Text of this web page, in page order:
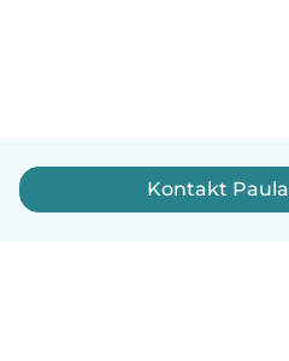
Kontakt Paula